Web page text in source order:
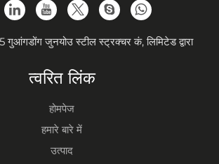
गुआंगडोंग जुनयोउ स्टील स्ट्रक्चर कं, लिमिटेड द्वारा
त्वरित लिंक
होमपेज
हमारे बारे में
उत्पाद